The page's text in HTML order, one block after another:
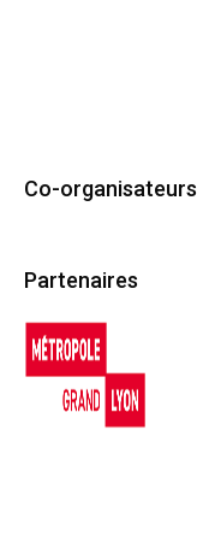
Co-organisateurs
Partenaires